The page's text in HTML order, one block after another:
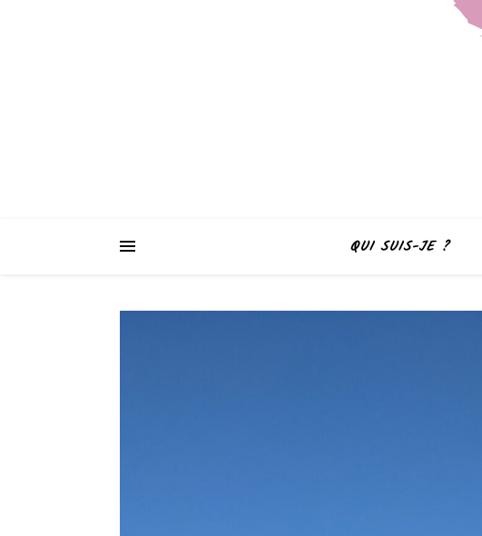
QUI SUIS-JE ?